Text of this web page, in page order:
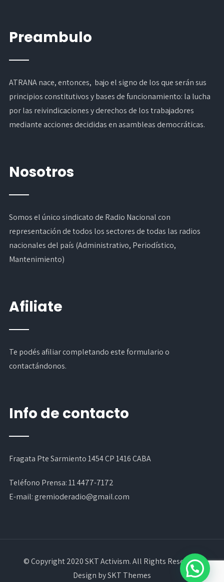
Preambulo
ATRANA nace, entonces, bajo el signo de los que serán sus
principios constitutivos y bases de funcionamiento: la lucha
por las reivindicaciones y derechos de los trabajadores
mediante acciones decididas en asambleas democráticas.
Nosotros
Somos el único sindicato de Radio Nacional con
representación de todos los sectores de todas las radios
nacionales del país (Administrativo, Periodístico,
Mantenimiento)
Afiliate
Te podés afiliar completandoeste formularioo
contactándonos.
Info de contacto
Fragata Pte Sarmiento 1454 CP 1416 CABA
Teléfono Prensa:11 4477-7172
E-mail:gremioderadio@gmail.com
© Copyright 2020 SKT Activism. All Rights Reserved.
Design by SKT Themes